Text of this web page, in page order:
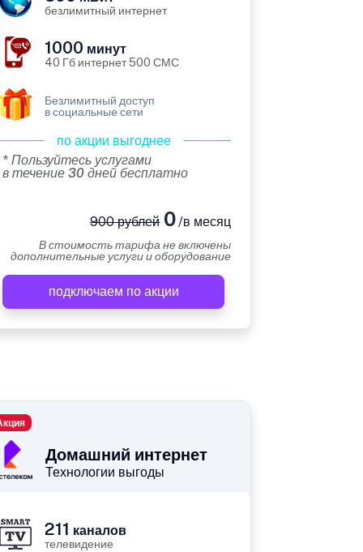
безлимитный интернет
1000 минут
40 Гб интернет 500 СМС
Безлимитный доступ
в социальные сети
по акции выгоднее
* Пользуйтесь услугами
в течение 30 дней бесплатно
900 рублей0/в месяц
В стоимость тарифа не включены
дополнительные услуги и оборудование
подключаем по акции
Домашний интернет
Технологии выгоды
211 каналов
телевидение